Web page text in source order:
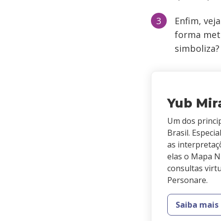
Enfim,
forma
simboliza?
Yub
Um dos
Brasil.
as
elas o Mapa
consultas
Personare.
Saiba